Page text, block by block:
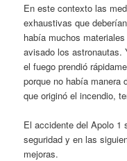
En este contexto las
exhaustivas que
había muchos
avisado los astronautas.
el fuego prendió
porque no había
que originó el incendio,
El accidente del Apolo 1
seguridad y en las
mejoras.